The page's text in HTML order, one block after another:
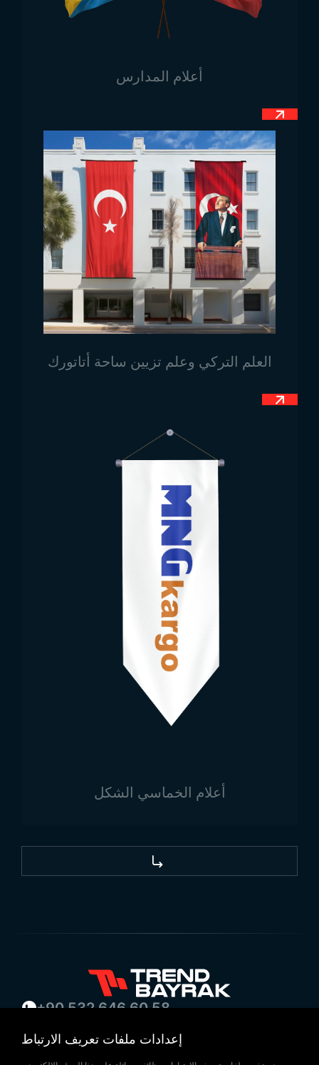
جوزة الطيب على الجانب الأيسر من العلم عند رفعه، يُعبّر
عن اقتصاد البلاد، ويشير إلى الزراعة التي تُعد من أهم
أبعاد علم غرينادا
نقوم في شركتنا بإنتاج علم غرينادا بمختلف الأحجام حسب
بمقاسات أكبر حسب الحاجة.
أماكن استخدام علم غرينادا
نظرًا لأن العلم رمز وطني ورسمي، فإن أماكن استخدامه
تُعد ذات أهمية كبرى. يُستخدم علم غرينادا داخل حدود
الدولة في أماكن متعددة مثل المدارس، والمستشفيات،
والمؤسسات الرسمية والخاصة. كما يتم عرضه في الأماكن
الداخلية والخارجية. إضافة إلى ذلك، يتم استخدام العلم
خارج البلاد أيضًا لأغراض دعائية وتعريفية في الفعاليات
الثقافية والتعليمية، والعروض التاريخية، وقاعات
المنصات الترويجية والإعلانية.
أعلام المدارس
العلم التركي وعلم تزيين ساحة أتاتورك
أعلام الخماسي الشكل
+90 532 646 60 58
+90 532 577 60 57
إعدادات ملفات تعريف الارتباط